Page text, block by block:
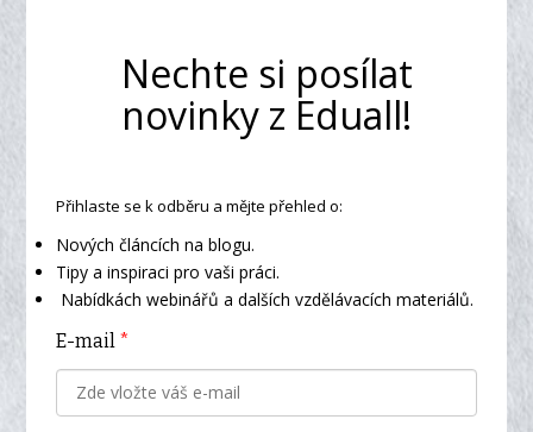
Nechte si posílat
novinky z Eduall!
Přihlaste se k odběru a mějte přehled o:
Nových článcích na blogu.
Tipy a inspiraci pro vaši práci.
Nabídkách webinářů a dalších vzdělávacích materiálů.
E-mail *